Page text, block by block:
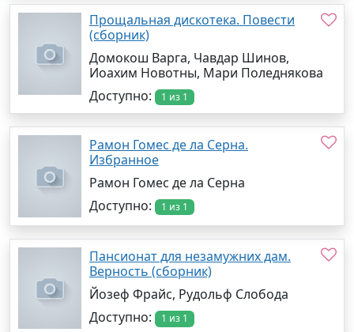
Прощальная дискотека. Повести
(сборник)
Домокош Варга, Чавдар Шинов,
Иоахим Новотны, Мари Поледнякова
Доступно:
1 из 1
Рамон Гомес де ла Серна.
Избранное
Рамон Гомес де ла Серна
Доступно:
1 из 1
Пансионат для незамужних дам.
Верность (сборник)
Йозеф Фрайс, Рудольф Слобода
Доступно:
1 из 1